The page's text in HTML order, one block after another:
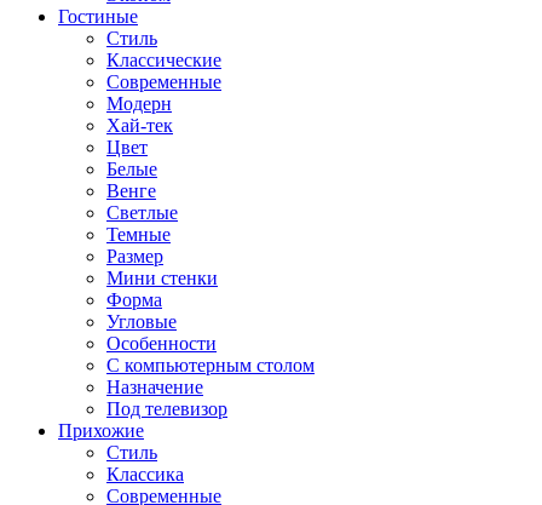
Гостиные
Стиль
Классические
Современные
Модерн
Хай-тек
Цвет
Белые
Венге
Светлые
Темные
Размер
Мини стенки
Форма
Угловые
Особенности
С компьютерным столом
Назначение
Под телевизор
Прихожие
Стиль
Классика
Современные